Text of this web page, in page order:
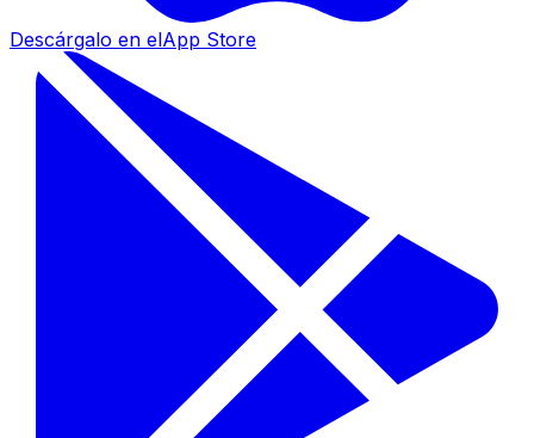
Descárgalo en elApp Store